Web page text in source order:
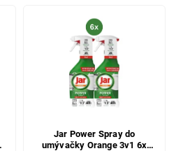
Jar Power Spray do
umývačky Orange 3v1 6x